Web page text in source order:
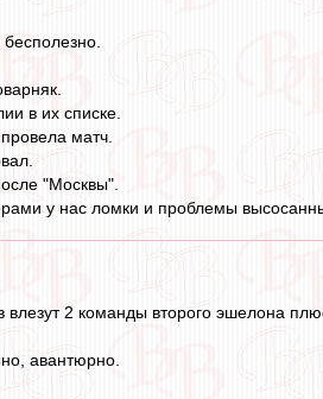
в их списке.
матч.
"Москвы".
у нас ломки и проблемы
2 команды второго эшелона
авантюрно.